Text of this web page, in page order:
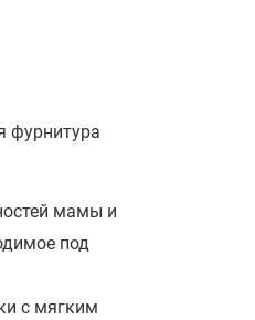
фурнитура
мамы и
под
с мягким